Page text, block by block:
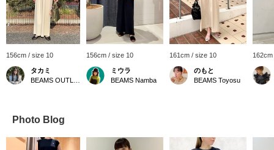
156cm / size 10
タカミ
156cm / size 10
ミウラ
BEAMS Namba
161cm / size 10
のもと
BEAMS Toyosu
Photo Blog